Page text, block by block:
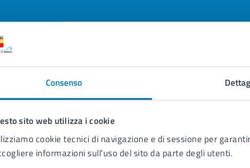
Consenso
sito web utilizza i cookie
cookie tecnici di navigazione e di sessione per
informazioni sull'uso del sito da parte degli utenti.
Contatta il comune
Leggi le domande frequenti
Richiedi assistenza
Prenota appuntamento